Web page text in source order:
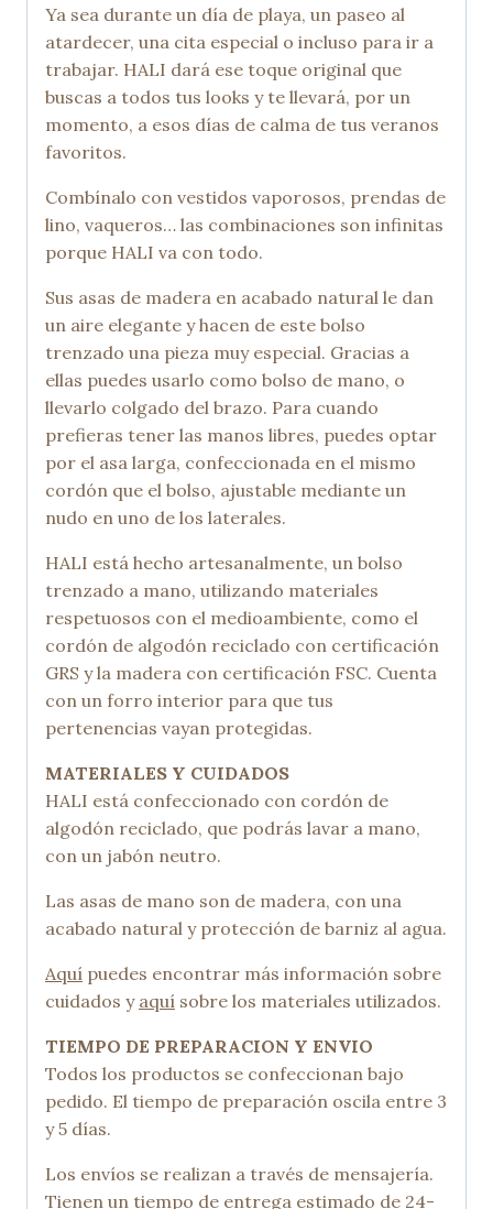
Ya sea durante un día de playa, un paseo al
atardecer, una cita especial o incluso para ir a
trabajar. HALI dará ese toque original que
buscas a todos tus looks y te llevará, por un
momento, a esos días de calma de tus veranos
favoritos.
Combínalo con vestidos vaporosos, prendas de
lino, vaqueros… las combinaciones son infinitas
porque HALI va con todo.
Sus asas de madera en acabado natural le dan
un aire elegante y hacen de este bolso
trenzado una pieza muy especial. Gracias a
ellas puedes usarlo como bolso de mano, o
llevarlo colgado del brazo. Para cuando
prefieras tener las manos libres, puedes optar
por el asa larga, confeccionada en el mismo
cordón que el bolso, ajustable mediante un
nudo en uno de los laterales.
HALI está hecho artesanalmente, un bolso
trenzado a mano, utilizando materiales
respetuosos con el medioambiente, como el
cordón de algodón reciclado con certificación
GRS y la madera con certificación FSC. Cuenta
con un forro interior para que tus
pertenencias vayan protegidas.
MATERIALES Y CUIDADOS
HALI está confeccionado con cordón de
algodón reciclado, que podrás lavar a mano,
con un jabón neutro.
Las asas de mano son de madera, con una
acabado natural y protección de barniz al agua.
Aquí puedes encontrar más información sobre
cuidados y aquí sobre los materiales utilizados.
TIEMPO DE PREPARACION Y ENVIO
Todos los productos se confeccionan bajo
pedido. El tiempo de preparación oscila entre 3
y 5 días.
Los envíos se realizan a través de mensajería.
Tienen un tiempo de entrega estimado de 24-